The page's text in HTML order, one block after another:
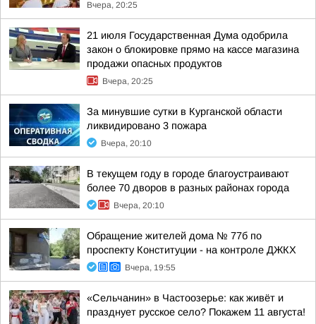
Вчера, 20:25
21 июля Государственная Дума одобрила
закон о блокировке прямо на кассе магазина
продажи опасных продуктов
Вчера, 20:25
За минувшие сутки в Курганской области
ликвидировано 3 пожара
Вчера, 20:10
В текущем году в городе благоустраивают
более 70 дворов в разных районах города
Вчера, 20:10
Обращение жителей дома № 77б по
проспекту Конституции - на контроле ДЖКХ
Вчера, 19:55
«Сельчанин» в Частоозерье: как живёт и
празднует русское село? Покажем 11 августа!